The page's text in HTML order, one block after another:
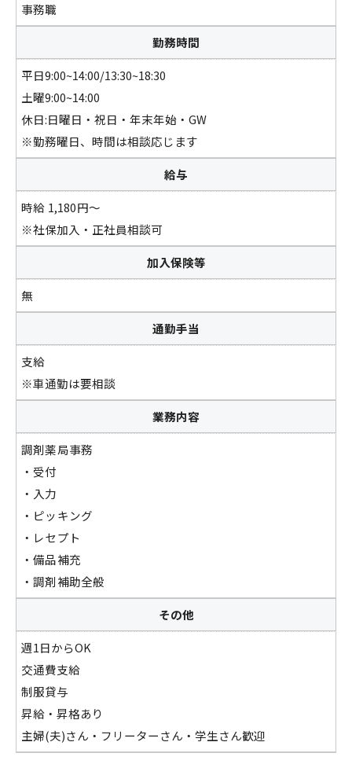
事務職
勤務時間
平日9:00~14:00/13:30~18:30
土曜9:00~14:00
休日:日曜日・祝日・年末年始・GW
※勤務曜日、時間は相談応じます
給与
時給 1,180円～
※社保加入・正社員相談可
加入保険等
無
通勤手当
支給
※車通勤は要相談
業務内容
調剤薬局事務
・受付
・入力
・ピッキング
・レセプト
・備品補充
・調剤補助全般
その他
週1日からOK
交通費支給
制服貸与
昇給・昇格あり
主婦(夫)さん・フリーターさん・学生さん歓迎